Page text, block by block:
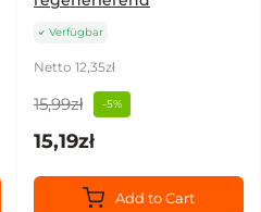
Verfügbar
Netto 12,35zł
15,99zł -5%
15,19zł
Add to Cart